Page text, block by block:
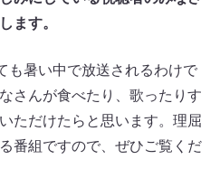
ます。
も暑い中で放送されるわけで
さんが食べたり、歌ったりす
ただけたらと思います。理屈
番組ですので、ぜひご覧くだ